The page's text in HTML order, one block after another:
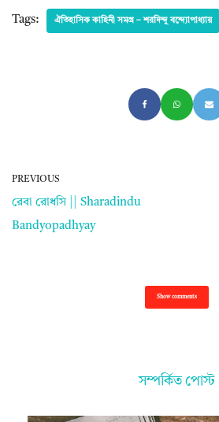
Tags: ঐতিহাসিক কাহিনী সমগ্র – শরদিন্দু বন্দ্যোপাধ্যায়
PREVIOUS
রেবা রোধসি || Sharadindu
Bandyopadhyay
Show comments
সম্পর্কিত পোস্ট